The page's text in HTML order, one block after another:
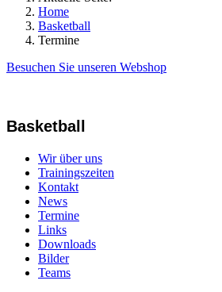
Home
Basketball
Termine
Besuchen Sie unseren Webshop
Basketball
Wir über uns
Trainingszeiten
Kontakt
News
Termine
Links
Downloads
Bilder
Teams